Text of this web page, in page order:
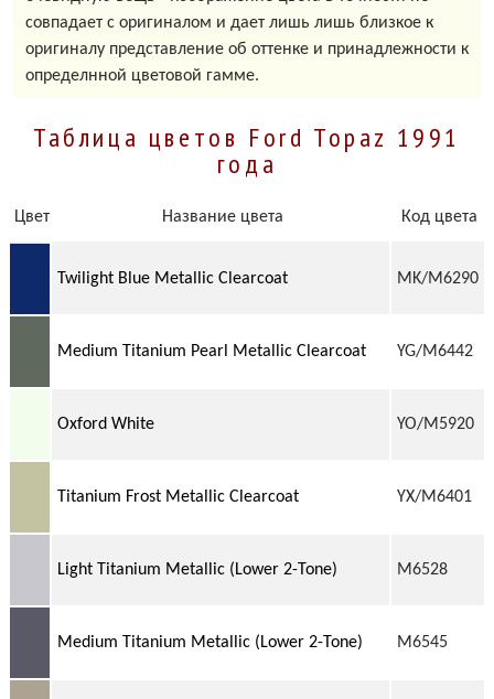
совпадает с оригиналом и дает лишь лишь близкое к
оригиналу представление об оттенке и принадлежности к
определнной цветовой гамме.
Таблица цветов Ford Topaz 1991
года
Цвет Название цвета Код цвета
Twilight Blue Metallic Clearcoat MK/M6290
Medium Titanium Pearl Metallic Clearcoat YG/M6442
Oxford White YO/M5920
Titanium Frost Metallic Clearcoat YX/M6401
Light Titanium Metallic (Lower 2-Tone) M6528
Medium Titanium Metallic (Lower 2-Tone) M6545